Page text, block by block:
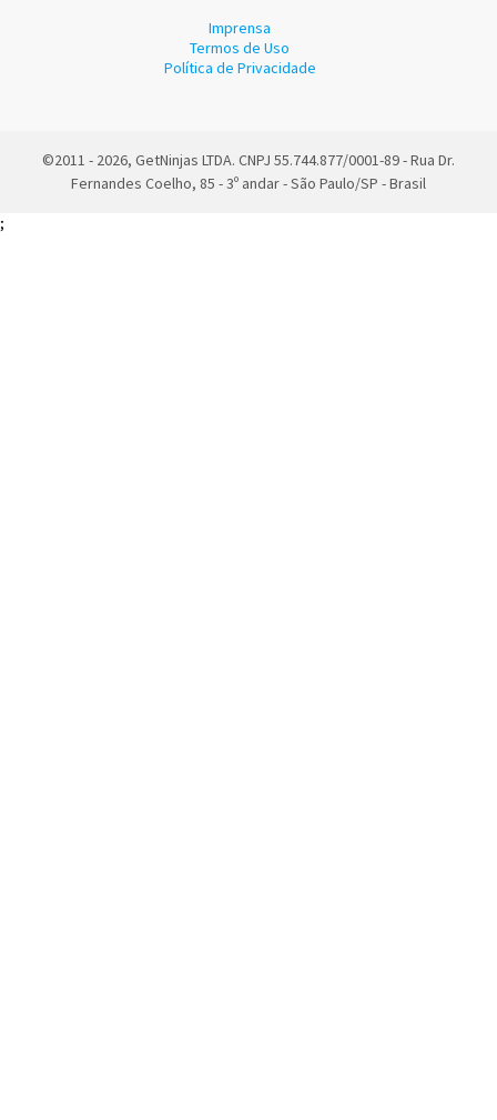
Imprensa
Termos de Uso
Política de Privacidade
©2011 - 2026, GetNinjas LTDA. CNPJ 55.744.877/0001-89 - Rua Dr.
Fernandes Coelho, 85 - 3º andar - São Paulo/SP - Brasil
;